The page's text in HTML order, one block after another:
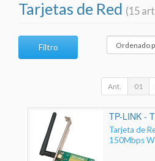
Tarjetas de Red (15
Filtro
Ant. 01
TP-LINK -
Tarjeta de
150Mbps